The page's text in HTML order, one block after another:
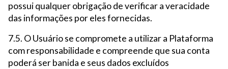
possui qualquer obrigação de verificar a veracidade
das informações por eles fornecidas.
7.5. O Usuário se compromete a utilizar a Plataforma
com responsabilidade e compreende que sua conta
poderá ser banida e seus dados excluídos